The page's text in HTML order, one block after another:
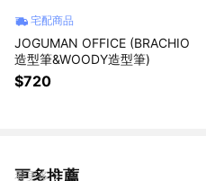
宅配商品
JOGUMAN OFFICE (BRACHIO
造型筆&WOODY造型筆)
$720
更多推薦
看更多